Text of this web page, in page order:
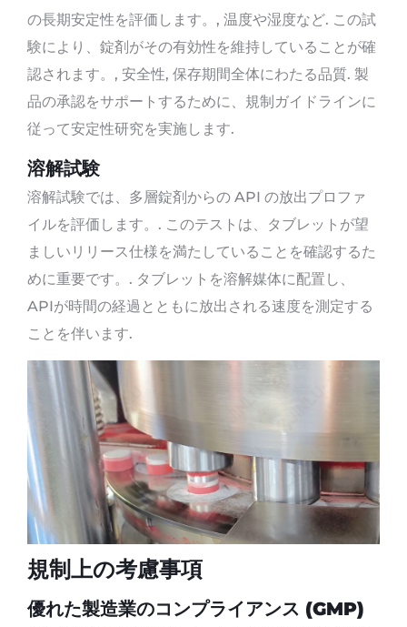
の長期安定性を評価します。, 温度や湿度など. この試
験により、錠剤がその有効性を維持していることが確
認されます。, 安全性, 保存期間全体にわたる品質. 製
品の承認をサポートするために、規制ガイドラインに
従って安定性研究を実施します.
溶解試験
溶解試験では、多層錠剤からの API の放出プロファ
イルを評価します。. このテストは、タブレットが望
ましいリリース仕様を満たしていることを確認するた
めに重要です。. タブレットを溶解媒体に配置し、
APIが時間の経過とともに放出される速度を測定する
ことを伴います.
規制上の考慮事項
優れた製造業のコンプライアンス (GMP)